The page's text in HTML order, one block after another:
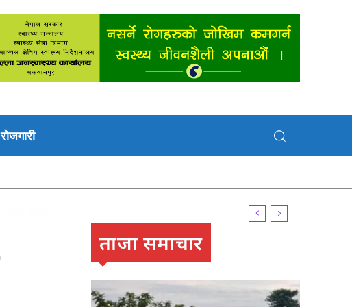
रोजगारी
ताजा समाचार